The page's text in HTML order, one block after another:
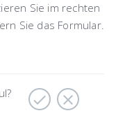
Sie im rechten
Sie das Formular.